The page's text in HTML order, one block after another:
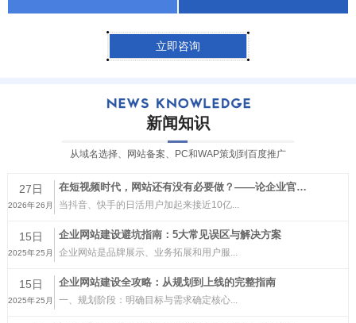
立即咨询
新闻知识
从域名选择、网站备案、PC和WAP策划到百度推广
27日
2026年26月
在短视频时代，网站还有没有必要做？——论企业官网的价值重构
当抖音、快手的日活用户加起来接近10亿...
15日
2025年25月
企业网站建设避坑指南：5大常见误区与解决方案
企业网站是品牌展示、业务拓展和用户服...
15日
2025年25月
企业网站建设全攻略：从规划到上线的完整指南
一、规划阶段：明确目标与需求确定核心...